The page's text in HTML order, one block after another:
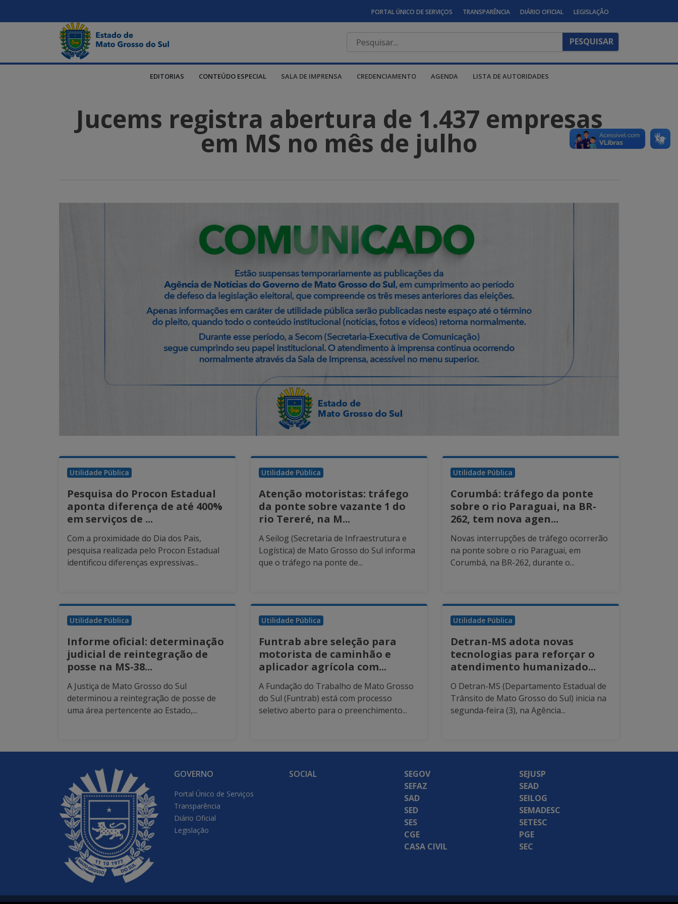
PORTAL ÚNICO DE SERVIÇOS TRANSPARÊNCIA DIÁRIO OFICIAL LEGISLAÇÃO
EDITORIAS CONTEÚDO ESPECIAL SALA DE IMPRENSA CREDENCIAMENTO AGENDA LISTA DE AUTORIDADES
Jucems registra abertura de 1.437 empresas
em MS no mês de julho
Utilidade Pública
Pesquisa do Procon Estadual
aponta diferença de até 400%
em serviços de ...
Com a proximidade do Dia dos Pais,
pesquisa realizada pelo Procon Estadual
identificou diferenças expressivas...
Utilidade Pública
Atenção motoristas: tráfego
da ponte sobre vazante 1 do
rio Tereré, na M...
A Seilog (Secretaria de Infraestrutura e
Logística) de Mato Grosso do Sul informa
que o tráfego na ponte de...
Utilidade Pública
Corumbá: tráfego da ponte
sobre o rio Paraguai, na BR-
262, tem nova agen...
Novas interrupções de tráfego ocorrerão
na ponte sobre o rio Paraguai, em
Corumbá, na BR-262, durante o...
Utilidade Pública
Informe oficial: determinação
judicial de reintegração de
posse na MS-38...
A Justiça de Mato Grosso do Sul
determinou a reintegração de posse de
uma área pertencente ao Estado,...
Utilidade Pública
Funtrab abre seleção para
motorista de caminhão e
aplicador agrícola com...
A Fundação do Trabalho de Mato Grosso
do Sul (Funtrab) está com processo
seletivo aberto para o preenchimento...
Utilidade Pública
Detran-MS adota novas
tecnologias para reforçar o
atendimento humanizado...
O Detran-MS (Departamento Estadual de
Trânsito de Mato Grosso do Sul) inicia na
segunda-feira (3), na Agência...
GOVERNO
Portal Único de Serviços
Transparência
Diário Oficial
Legislação
SOCIAL
SEGOV
SEFAZ
SAD
SED
SES
CGE
CASA CIVIL
SEJUSP
SEAD
SEILOG
SEMADESC
SETESC
PGE
SEC